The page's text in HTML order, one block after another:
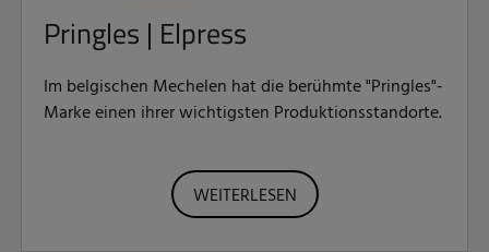
Pringles | Elpress
Im belgischen Mechelen hat die berühmte "Pringles"-
Marke einen ihrer wichtigsten Produktionsstandorte.
WEITERLESEN